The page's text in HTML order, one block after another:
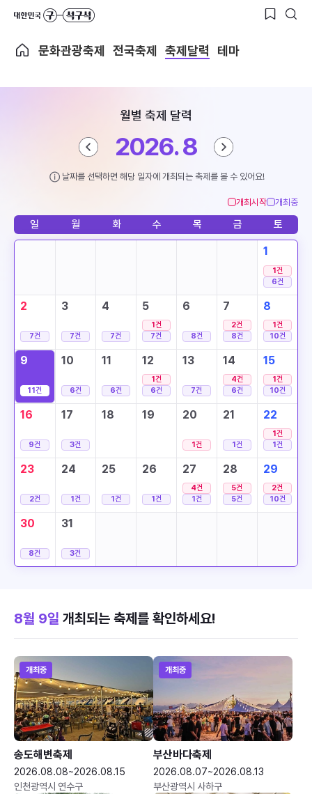
문화관광축제 전국축제 축제달력 테마
월별 축제 달력
2026. 8
날짜를 선택하면 해당 일자에 개최되는 축제를 볼 수 있어요!
개최시작 개최중
일 월 화 수 목 금 토
1
1건
6건
2
7건
3
7건
4
7건
5
1건
7건
6
8건
7
2건
8건
8
1건
10건
9
11건
10
6건
11
6건
12
1건
6건
13
7건
14
4건
6건
15
1건
10건
16
9건
17
3건
18 19 20
1건
21
1건
22
1건
1건
23
2건
24
1건
25
1건
26
1건
27
4건
1건
28
5건
5건
29
2건
10건
30
8건
31
3건
8월 9일 개최되는 축제를 확인하세요!
개최중
송도해변축제
2026.08.08~2026.08.15
인천광역시 연수구
개최중
부산바다축제
2026.08.07~2026.08.13
부산광역시 사하구